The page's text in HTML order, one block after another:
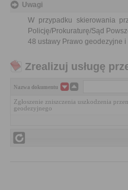
Uwagi
W przypadku skierowania
Policję/Prokuraturę/Sąd
48 ustawy Prawo geodezyjne
Zrealizuj usługę
Nazwa dokumentu
Zgłoszenie zniszczenia uszkodzenia
geodezyjnego